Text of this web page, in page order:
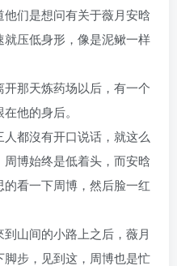
们是想问有关于薇月安晗
压低身形，像是泥鳅一样
那天炼药场以后，有一个
他的身后。
都沒有开口说话，就这么
博始终是低着头，而安晗
看一下周博，然后脸一红
山间的小路上之后，薇月
步，见到这，周博也是忙